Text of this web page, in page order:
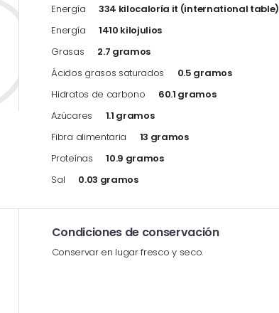
Energía
334 kilocaloría it (international table)
Energía
1410 kilojulios
Grasas
2.7 gramos
Ácidos grasos saturados
0.5 gramos
Hidratos de carbono
60.1 gramos
Azúcares
1.1 gramos
Fibra alimentaria
13 gramos
Proteínas
10.9 gramos
Sal
0.03 gramos
Condiciones de conservación
Conservar en lugar fresco y seco.